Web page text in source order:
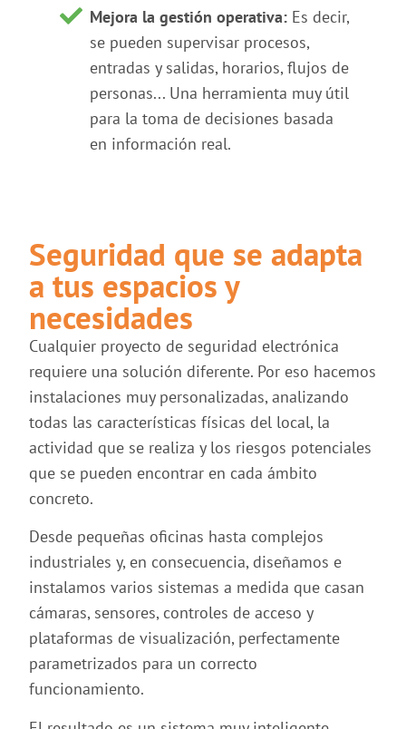
Mejora la gestión operativa: Es decir,
se pueden supervisar procesos,
entradas y salidas, horarios, flujos de
personas... Una herramienta muy útil
para la toma de decisiones basada
en información real.
Seguridad que se adapta
a tus espacios y
necesidades
Cualquier proyecto de seguridad electrónica
requiere una solución diferente. Por eso hacemos
instalaciones muy personalizadas, analizando
todas las características físicas del local, la
actividad que se realiza y los riesgos potenciales
que se pueden encontrar en cada ámbito
concreto.
Desde pequeñas oficinas hasta complejos
industriales y, en consecuencia, diseñamos e
instalamos varios sistemas a medida que casan
cámaras, sensores, controles de acceso y
plataformas de visualización, perfectamente
parametrizados para un correcto
funcionamiento.